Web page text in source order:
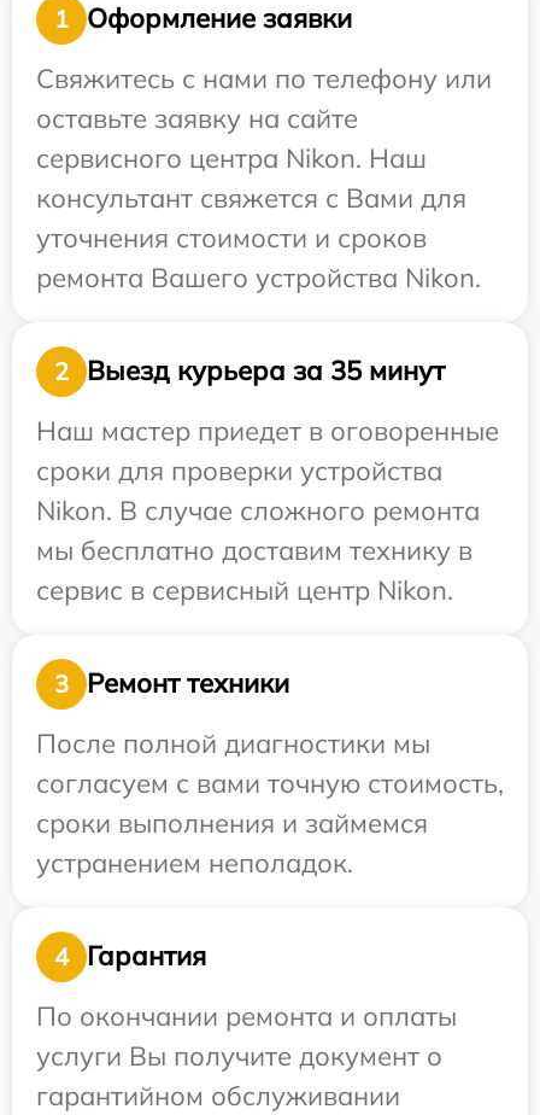
1
Оформление заявки
Свяжитесь с нами по телефону или
оставьте заявку на сайте
сервисного центра Nikon. Наш
консультант свяжется с Вами для
уточнения стоимости и сроков
ремонта Вашего устройства Nikon.
2
Выезд курьера за 35 минут
Наш мастер приедет в оговоренные
сроки для проверки устройства
Nikon. В случае сложного ремонта
мы бесплатно доставим технику в
сервис в сервисный центр Nikon.
3
Ремонт техники
После полной диагностики мы
согласуем с вами точную стоимость,
сроки выполнения и займемся
устранением неполадок.
4
Гарантия
По окончании ремонта и оплаты
услуги Вы получите документ о
гарантийном обслуживании